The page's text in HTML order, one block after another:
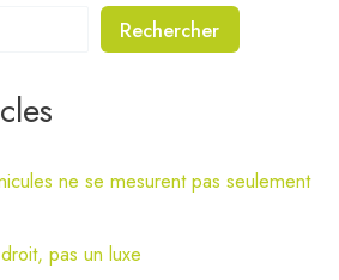
Rechercher
ne se mesurent pas seulement
pas un luxe